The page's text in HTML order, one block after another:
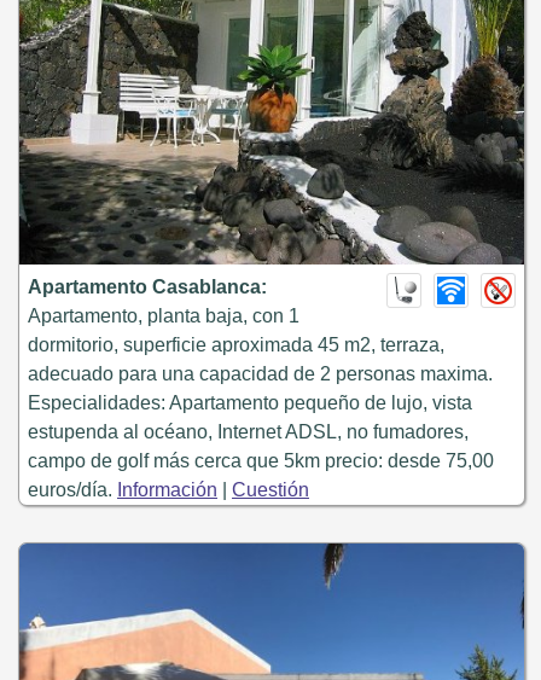
Apartamento Casablanca:
Apartamento, planta baja, con 1
dormitorio, superficie aproximada 45 m2, terraza,
adecuado para una capacidad de 2 personas maxima.
Especialidades: Apartamento pequeño de lujo, vista
estupenda al océano, Internet ADSL, no fumadores,
campo de golf más cerca que 5km precio: desde 75,00
euros/día. Información Cuestión